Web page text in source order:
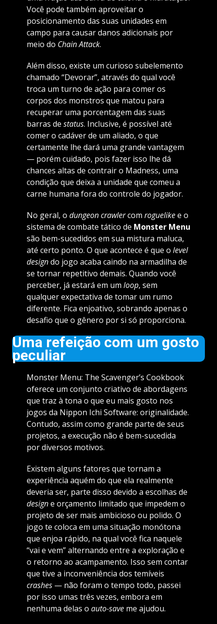
Você pode também aproveitar o
posicionamento das suas unidades em
campo para causar danos adicionais por
meio do Chain Attack.
Além disso, existe um curioso subelemento
chamado “Devorar”, através do qual você
troca um turno de ação para comer os
corpos dos monstros que matou para
recuperar uma porcentagem das suas
barras de status. Inclusive, é possível até
comer o cadáver de um aliado, o que
certamente lhe dará uma grande vantagem
— porém cuidado, pois fazer isso lhe dá
chances altas de contrair o Madness, uma
condição que deixa a unidade que comeu a
carne humana fora do controle do jogador.
No geral, o dungeon crawlercom roguelikee o
sistema de combate tático de Monster Menu
são bem-sucedidos em sua mistura maluca,
até certo ponto. O que acontece é que o level
designdo jogo acaba caindo na armadilha de
se tornar repetitivo demais. Quando você
perceber, já estará em um loop, sem
qualquer expectativa de tomar um rumo
diferente. Fica enjoativo, sobrando apenas o
desafio que o gênero por si só proporciona.
Uma refeição com um gosto
peculiar
Monster Menu: The Scavenger’s Cookbook
oferece um conjunto criativo de abordagens
que traz à tona o que eu mais gosto nos
jogos da Nippon Ichi Software: originalidade.
Contudo, assim como grande parte de seus
projetos, a execução não é bem-sucedida
por diversos motivos.
Existem alguns fatores que tornam a
experiência aquém do que ela realmente
deveria ser, parte disso devido a escolhas de
designe orçamento limitado que impedem o
projeto de ser mais ambicioso ou polido. O
jogo te coloca em uma situação monótona
que enjoa rápido, na qual você fica naquele
“vai e vem” alternando entre a exploração e
o retorno ao acampamento. Isso sem contar
que tive a inconveniência dos temíveis
crashes— não foram o tempo todo, passei
por isso umas três vezes, embora em
nenhuma delas o auto-saveme ajudou.